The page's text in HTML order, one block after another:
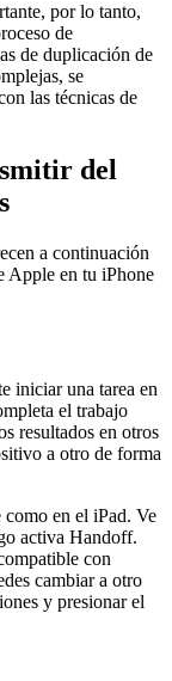
por lo tanto,
de
de duplicación de
se
las técnicas de
del
a continuación
Apple en tu iPhone
iniciar una tarea en
el trabajo
resultados en otros
a otro de forma
en el iPad. Ve
activa Handoff.
con
cambiar a otro
y presionar el